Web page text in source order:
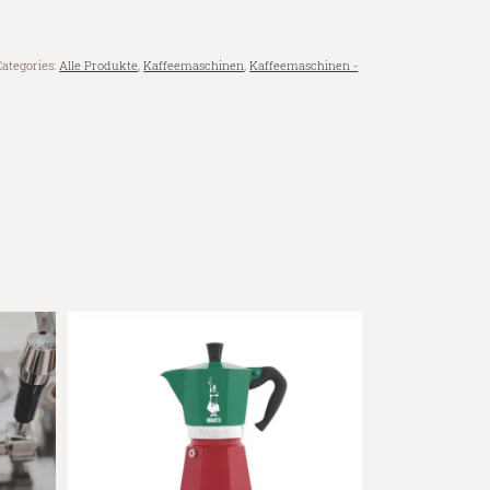
Alle Produkte,Kaffeemaschinen,Kaffeemaschinen -